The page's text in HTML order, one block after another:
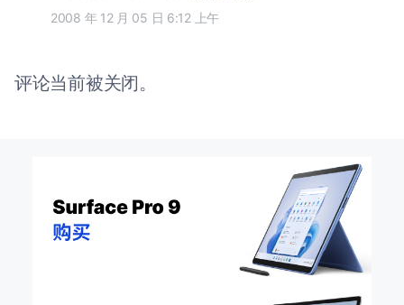
2008 年 12 月 05 日 6:12 上午
评论当前被关闭。